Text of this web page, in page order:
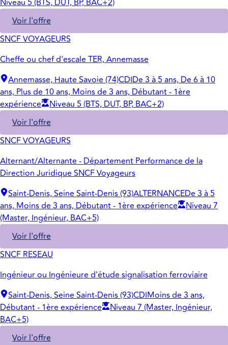
Niveau 5 (BTS, DUT, BP, BAC+2)
Voir l'offre
SNCF VOYAGEURS
Cheffe ou chef d'escale TER, Annemasse
Annemasse, Haute Savoie (74)CDIDe 3 à 5 ans, De 6 à 10
ans, Plus de 10 ans, Moins de 3 ans, Débutant - 1ère
expérience
Niveau 5 (BTS, DUT, BP, BAC+2)
Voir l'offre
SNCF VOYAGEURS
Alternant/Alternante - Département Performance de la
Direction Juridique SNCF Voyageurs
Saint-Denis, Seine Saint-Denis (93)ALTERNANCEDe 3 à 5
ans, Moins de 3 ans, Débutant - 1ère expérience
Niveau 7
(Master, Ingénieur, BAC+5)
Voir l'offre
SNCF RESEAU
Ingénieur ou Ingénieure d'étude signalisation ferroviaire
Saint-Denis, Seine Saint-Denis (93)CDIMoins de 3 ans,
Débutant - 1ère expérience
Niveau 7 (Master, Ingénieur,
BAC+5)
Voir l'offre